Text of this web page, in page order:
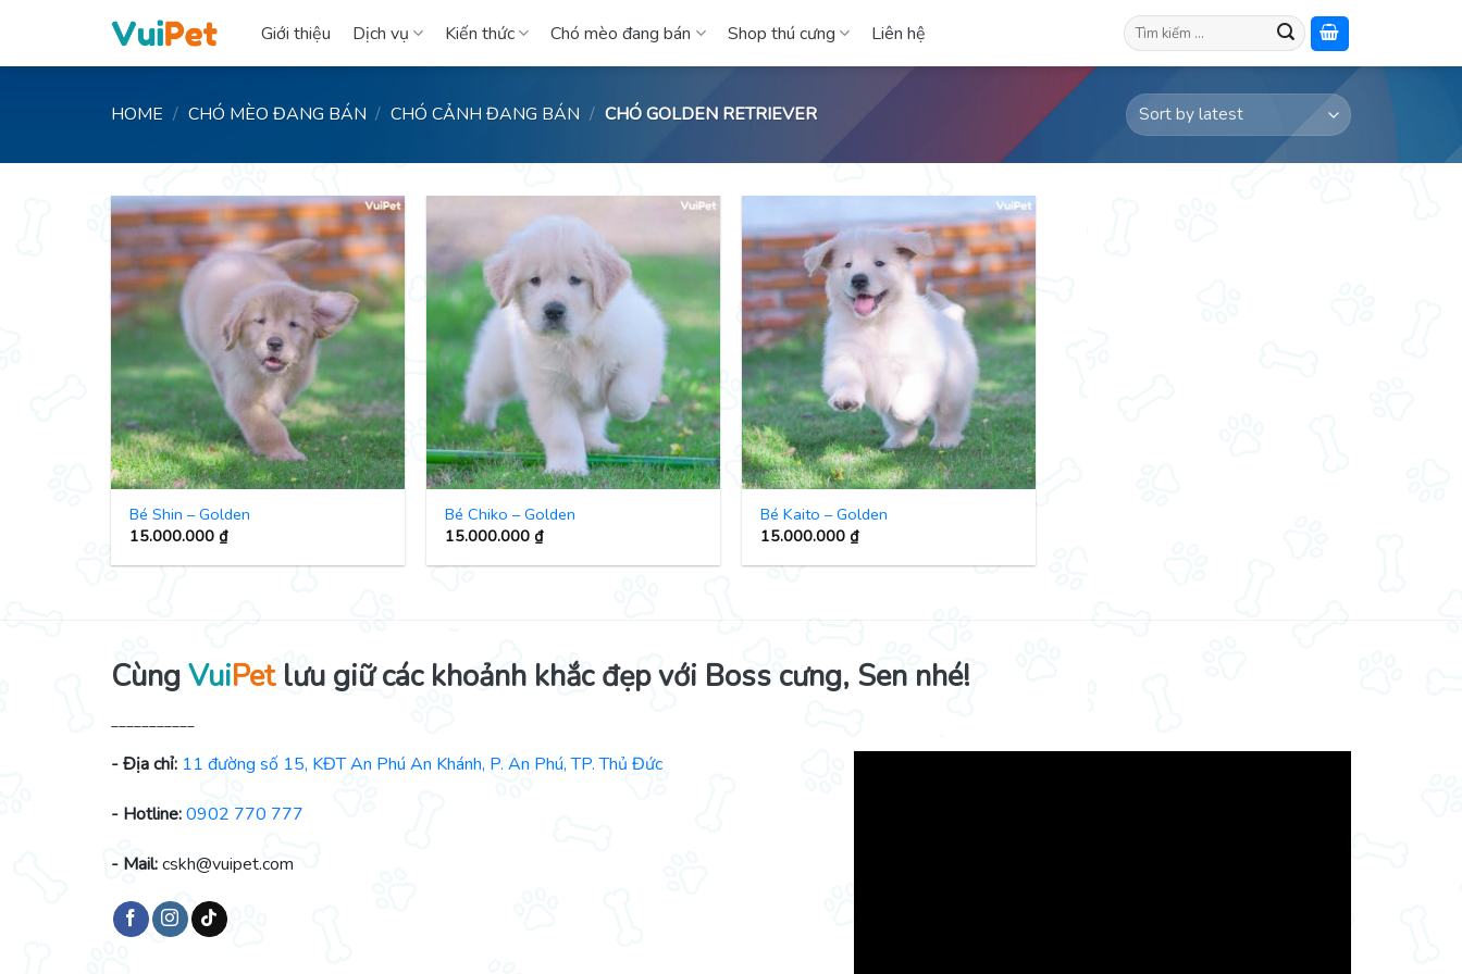
content
Giới thiệu Dịch vụ Kiến thức Chó mèo đang bán Shop thú cưng Liên hệ
Search
for:
HOME / CHÓ MÈO ĐANG BÁN / CHÓ CẢNH ĐANG BÁN / CHÓ GOLDEN RETRIEVER
Bé Shin – Golden
15.000.000 ₫
Bé Chiko – Golden
15.000.000 ₫
Bé Kaito – Golden
15.000.000 ₫
CùngVuiPetlưu giữ các khoảnh khắc đẹp với Boss cưng, Sen nhé!
- Địa chỉ: 11 đường số 15, KĐT An Phú An Khánh, P. An Phú, TP. Thủ Đức
- Hotline:0902 770 777
- Mail:cskh@vuipet.com